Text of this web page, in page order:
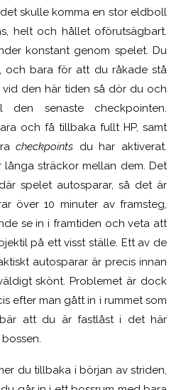
skulle komma en stor eldboll
helt och hållet oförutsägbart.
konstant genom spelet. Du
och bara för att du råkade stå
den här tiden så dör du och
senaste checkpointen.
och få tillbaka fullt HP, samt
checkpoints du har aktiverat.
sträckor mellan dem. Det
spelet autosparar, så det är
över 10 minuter av framsteg,
se in i framtiden och veta att
på ett visst ställe. Ett av de
autosparar är precis innan
skönt. Problemet är dock
efter man gått in i rummet som
att du är fastlåst i det här
du tillbaka i början av striden,